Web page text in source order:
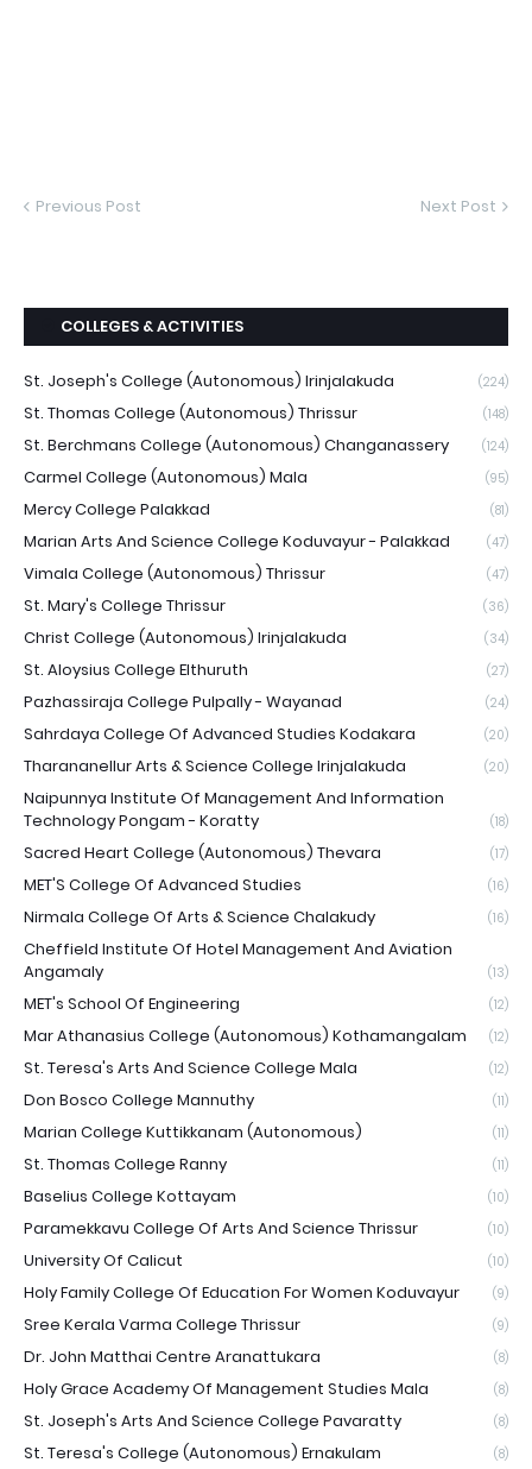
Previous Post Next Post
COLLEGES & ACTIVITIES
St. Joseph's College (Autonomous) Irinjalakuda (224)
St. Thomas College (Autonomous) Thrissur (148)
St. Berchmans College (Autonomous) Changanassery (124)
Carmel College (Autonomous) Mala (95)
Mercy College Palakkad (81)
Marian Arts And Science College Koduvayur - Palakkad (47)
Vimala College (Autonomous) Thrissur (47)
St. Mary's College Thrissur (36)
Christ College (Autonomous) Irinjalakuda (34)
St. Aloysius College Elthuruth (27)
Pazhassiraja College Pulpally - Wayanad (24)
Sahrdaya College Of Advanced Studies Kodakara (20)
Tharananellur Arts & Science College Irinjalakuda (20)
Naipunnya Institute Of Management And Information
Technology Pongam - Koratty
(18)
Sacred Heart College (Autonomous) Thevara (17)
MET'S College Of Advanced Studies (16)
Nirmala College Of Arts & Science Chalakudy (16)
Cheffield Institute Of Hotel Management And Aviation
Angamaly
(13)
MET's School Of Engineering (12)
Mar Athanasius College (Autonomous) Kothamangalam (12)
St. Teresa's Arts And Science College Mala (12)
Don Bosco College Mannuthy (11)
Marian College Kuttikkanam (Autonomous) (11)
St. Thomas College Ranny (11)
Baselius College Kottayam (10)
Paramekkavu College Of Arts And Science Thrissur (10)
University Of Calicut (10)
Holy Family College Of Education For Women Koduvayur (9)
Sree Kerala Varma College Thrissur (9)
Dr. John Matthai Centre Aranattukara (8)
Holy Grace Academy Of Management Studies Mala (8)
St. Joseph's Arts And Science College Pavaratty (8)
St. Teresa's College (Autonomous) Ernakulam (8)